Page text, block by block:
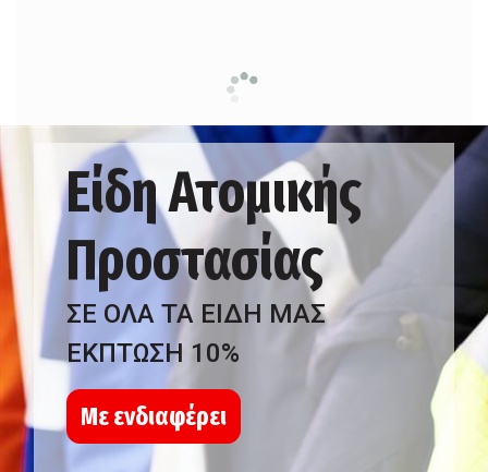
Είδη Ατομικής
Προστασίας
ΣΕ ΟΛΑ ΤΑ ΕΙΔΗ ΜΑΣ
ΕΚΠΤΩΣΗ 10%
Με ενδιαφέρει